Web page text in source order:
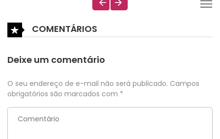
COMENTÁRIOS
Deixe um comentário
O seu endereço de e-mail não será publicado. Campos
obrigatórios são marcados com *